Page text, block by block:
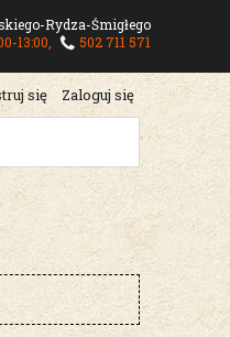
Rydza-Śmigłego
13:00,
502 711 571
się Zaloguj się